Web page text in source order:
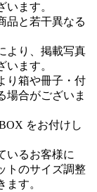
ます。
品と若干異なる
より、掲載写真
ます。
り箱や冊子・付
場合がございま
をお付けし
いるお客様に
トのサイズ調整
す。